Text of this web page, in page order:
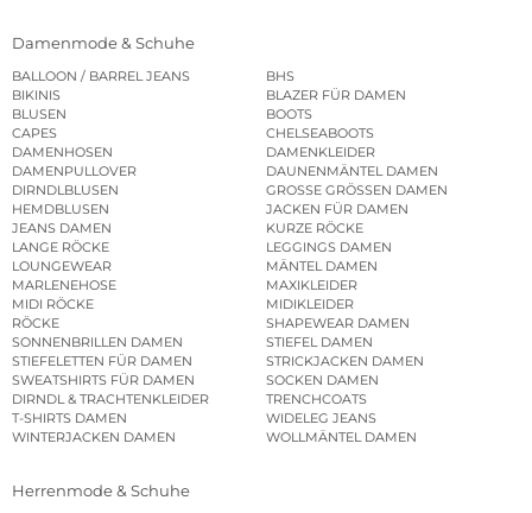
Damenmode & Schuhe
BALLOON / BARREL JEANS
BHS
BIKINIS
BLAZER FÜR DAMEN
BLUSEN
BOOTS
CAPES
CHELSEABOOTS
DAMENHOSEN
DAMENKLEIDER
DAMENPULLOVER
DAUNENMÄNTEL DAMEN
DIRNDLBLUSEN
GROSSE GRÖSSEN DAMEN
HEMDBLUSEN
JACKEN FÜR DAMEN
JEANS DAMEN
KURZE RÖCKE
LANGE RÖCKE
LEGGINGS DAMEN
LOUNGEWEAR
MÄNTEL DAMEN
MARLENEHOSE
MAXIKLEIDER
MIDI RÖCKE
MIDIKLEIDER
RÖCKE
SHAPEWEAR DAMEN
SONNENBRILLEN DAMEN
STIEFEL DAMEN
STIEFELETTEN FÜR DAMEN
STRICKJACKEN DAMEN
SWEATSHIRTS FÜR DAMEN
SOCKEN DAMEN
DIRNDL & TRACHTENKLEIDER
TRENCHCOATS
T-SHIRTS DAMEN
WIDELEG JEANS
WINTERJACKEN DAMEN
WOLLMÄNTEL DAMEN
Herrenmode & Schuhe